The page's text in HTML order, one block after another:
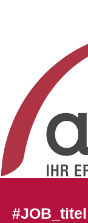
#JOB_titel